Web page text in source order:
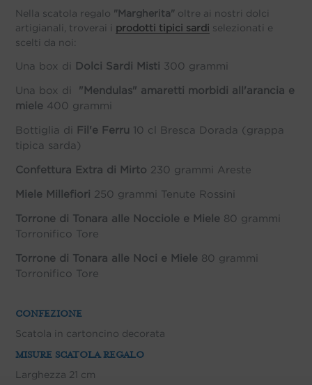
Nella scatola regalo "Margherita" oltre ai nostri dolci
artigianali, troverai i prodotti tipici sardi selezionati e
scelti da noi:
Una box di Dolci Sardi Misti 300 grammi
Una box di
"Mendulas" amaretti morbidi all'arancia e
miele 400 grammi
Bottiglia di Fil'e Ferru 10 cl Bresca Dorada (grappa
tipica sarda)
Confettura Extra di Mirto 230 grammi Areste
Miele Millefiori 250 grammi Tenute Rossini
Torrone di Tonara alle Nocciole e Miele 80 grammi
Torronifico Tore
Torrone di Tonara alle Noci e Miele 80 grammi
Torronifico Tore
CONFEZIONE
Scatola in cartoncino decorata
MISURE SCATOLA REGALO
Larghezza 21 cm